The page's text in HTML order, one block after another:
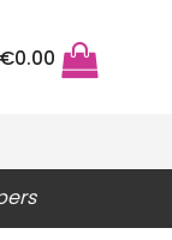
€0.00